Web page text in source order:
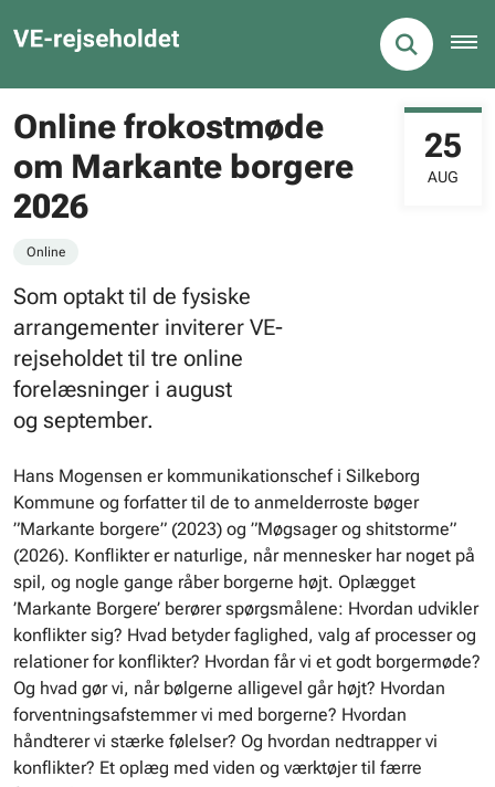
Online frokostmøde
om Markante borgere
2026
25
AUG
Online
Som optakt til de fysiske
arrangementer inviterer VE-
rejseholdet til tre online
forelæsninger i august
og september.
Hans Mogensen er kommunikationschef i Silkeborg
Kommune og forfatter til de to anmelderroste bøger
”Markante borgere” (2023) og ”Møgsager og shitstorme”
(2026). Konflikter er naturlige, når mennesker har noget på
spil, og nogle gange råber borgerne højt. Oplægget
’Markante Borgere’ berører spørgsmålene: Hvordan udvikler
konflikter sig? Hvad betyder faglighed, valg af processer og
relationer for konflikter? Hvordan får vi et godt borgermøde?
Og hvad gør vi, når bølgerne alligevel går højt? Hvordan
forventningsafstemmer vi med borgerne? Hvordan
håndterer vi stærke følelser? Og hvordan nedtrapper vi
konflikter? Et oplæg med viden og værktøjer til færre